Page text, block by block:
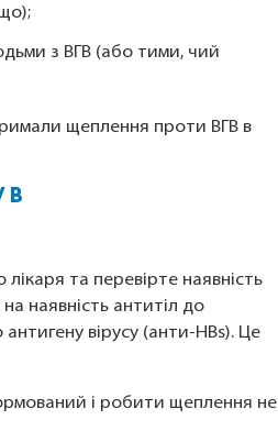
з ВГВ (або тими, чий
щеплення проти ВГВ в
B
та перевірте наявність
наявність антитіл до
вірусу (анти-HBs). Це
і робити щеплення не